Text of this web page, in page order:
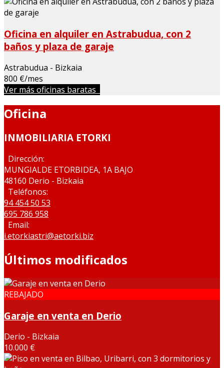
Oficina en alquiler en Astrabudua, con 2
baños y plaza de garaje
Astrabudua - Bizkaia
800 €/mes
Ver más oficinas baratas
Oficina
INMOBILIARIA ETORKI
Dirección:
MUNGIALDE ETORBIDEA, 1A BAJO
48160 Derio - Bizkaia
Teléfonos:
94 454 50 53
695 786 958
Email:
i.etorkiastri@aetorki.biz
Últimos modificados
REBAJADO
Garaje en venta en Derio
Derio - Bizkaia
10.000 €